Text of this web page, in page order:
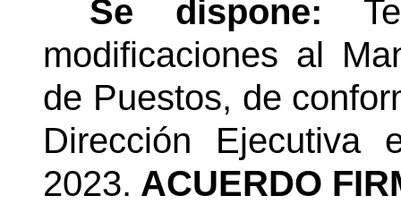
Se dispone:
modificaciones al
de Puestos, de
Dirección
2023. ACUERDO